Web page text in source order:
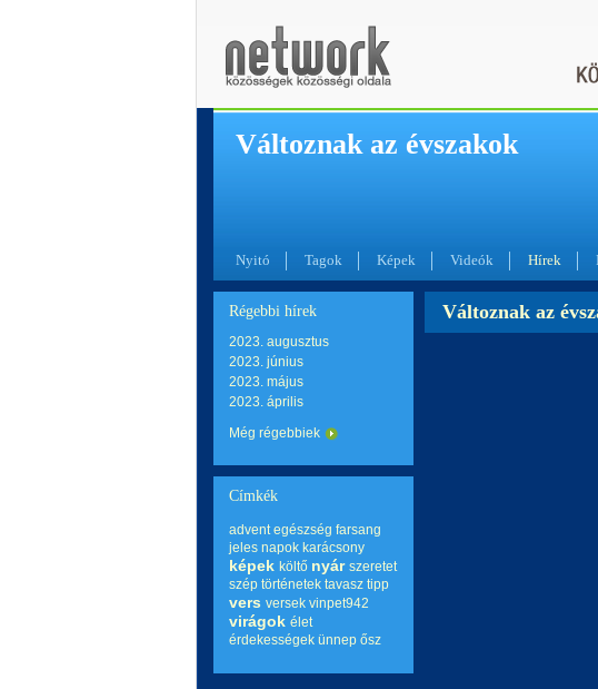
Változnak az évszakok
Nyitó Tagok Képek Videók Hírek
Régebbi hírek
2023. augusztus
2023. június
2023. május
2023. április
Még régebbiek
Címkék
advent egészség farsang
jeles napok karácsony
képek költő nyár szeretet
szép történetek tavasz tipp
vers versek vinpet942
virágok élet
érdekességek ünnep ősz
Változnak az